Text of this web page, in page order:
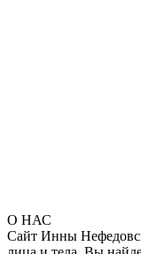
О НАС
Сайт Инны